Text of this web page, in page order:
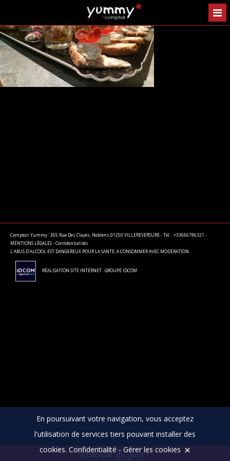
Comptoir Yummy : 365 Rue Des Clayes, Noblens,01250 VILLEREVERSURE - Tél. : +33666786321 -
MENTIONS LÉGALES-Confidentialités
L'ABUS D'ALCOOL EST DANGEREUX POUR LA SANTE, A CONSOMMER AVEC MODERATION
RÉALISATION SITE INTERNET : GROUPE IDCOM
Ardoise du jour*
En poursuivant votre navigation, vous acceptez
l'utilisation de services tiers pouvant installer des
cookies. Confidentialité - Gérer les cookies